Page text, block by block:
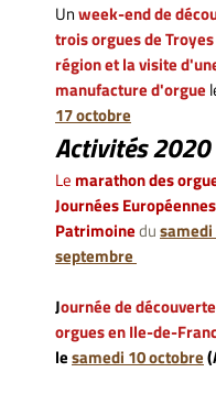
Unweek-end de
trois orgues de
région et la visite
manufacture d'orgue
17 octobre
Activités 2020
Le marathon des
Journées
Patrimoinedusamedi
septembre
Journée de
orgues en Ile-de-
lesamedi 10 octobre